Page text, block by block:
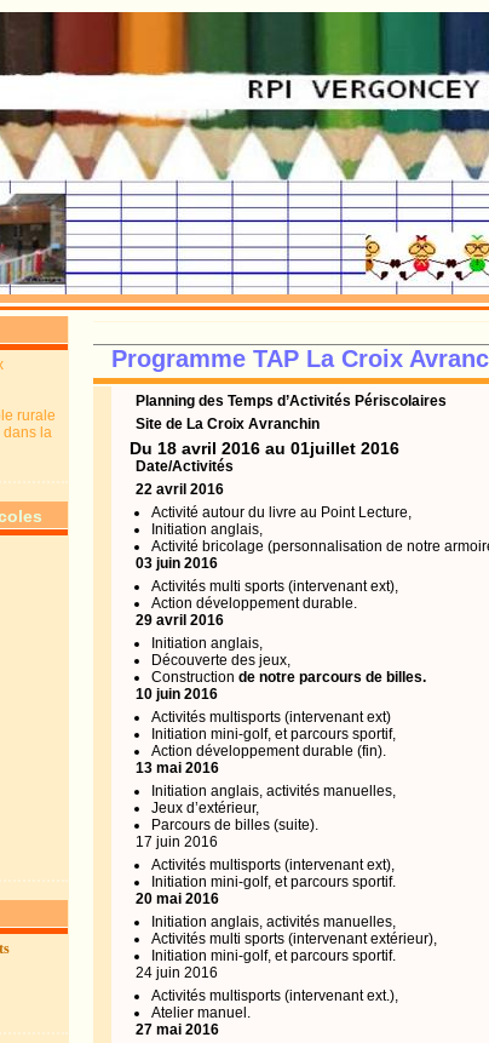
rurale
dans la
Programme TAP La Croix
Planning des Temps d’Activités Périscolaires
Site de La Croix Avranchin
Du 18 avril 2016 au 01juillet 2016
Date/Activités
22 avril 2016
Activité autour du livre au Point Lecture,
Initiation anglais,
Activité bricolage (personnalisation de notre
03 juin 2016
Activités multi sports (intervenant ext),
Action développement durable.
29 avril 2016
Initiation anglais,
Découverte des jeux,
Construction de notre parcours de billes.
10 juin 2016
Activités multisports (intervenant ext)
Initiation mini-golf, et parcours sportif,
Action développement durable (fin).
13 mai 2016
Initiation anglais, activités manuelles,
Jeux d’extérieur,
Parcours de billes (suite).
17 juin 2016
Activités multisports (intervenant ext),
Initiation mini-golf, et parcours sportif.
20 mai 2016
Initiation anglais, activités manuelles,
Activités multi sports (intervenant extérieur),
Initiation mini-golf, et parcours sportif.
24 juin 2016
Activités multisports (intervenant ext.),
Atelier manuel.
27 mai 2016